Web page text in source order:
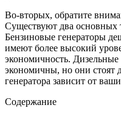
Во-вторых, обратите
Существуют два основных
Бензиновые генераторы
имеют более высокий
экономичность.
экономичны, но они стоят
генератора зависит от
Содержание